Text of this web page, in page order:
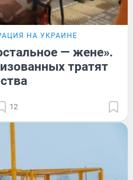
НА УКРАИНЕ
— жене».
тратят
12